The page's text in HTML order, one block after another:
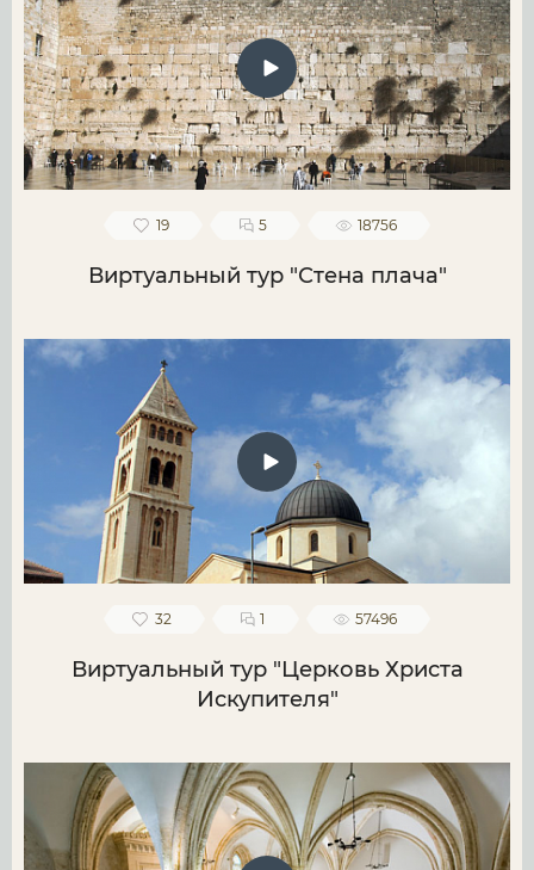
19 5 18756
Виртуальный тур "Стена плача"
32 1 57496
Виртуальный тур "Церковь Христа
Искупителя"